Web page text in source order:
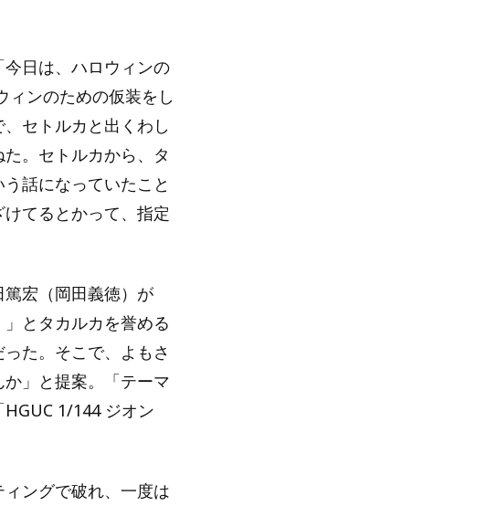
日は、ハロウィンの
ィンのための仮装をし
セトルカと出くわし
。セトルカから、タ
話になっていたこと
てるとかって、指定
宏（岡田義徳）が
とタカルカを誉める
た。そこで、よもさ
」と提案。「テーマ
1/144 ジオン
ングで破れ、一度は